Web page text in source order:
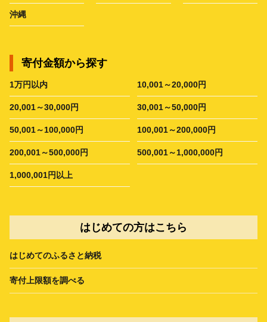
沖縄
寄付金額から探す
1万円以内 10,001～20,000円
20,001～30,000円 30,001～50,000円
50,001～100,000円 100,001～200,000円
200,001～500,000円 500,001～1,000,000円
1,000,001円以上
はじめての方はこちら
はじめてのふるさと納税
寄付上限額を調べる